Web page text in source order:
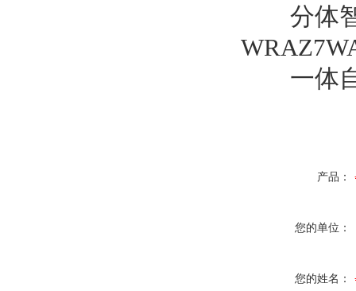
分体智
一体自
产品：
您的单位：
您的姓名：